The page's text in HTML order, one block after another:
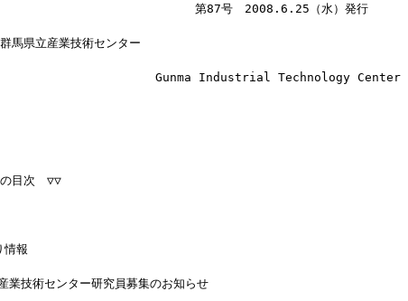
　　　　　　　　　　　　　　　　第87号　2008.6.25（水）発行
馬県立産業技術センター
　　　　　　　　　　　　　Gunma Industrial Technology Center
目次　▽▽
報
技術センター研究員募集のお知らせ